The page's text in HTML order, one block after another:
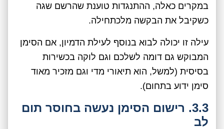
במקרים כאלה, ההתנגדות טוענת שהרשם שגה
כשקיבל את הבקשה מלכתחילה.
עילה זו יכולה לבוא בנוסף לעילת הדמיון, אם הסימן
המבוקש גם דומה לשלכם וגם לוקה בכשירות
בסיסית (למשל, הוא תיאורי מדי וגם מזכיר מאוד
סימן ידוע בתחום).
3.3. רישום הסימן נעשה בחוסר תום
לב